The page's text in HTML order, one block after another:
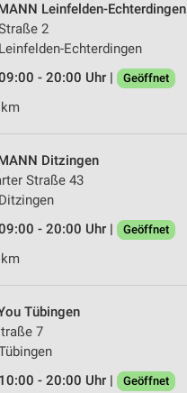
Leinfelden-Echterdingen
2
Echterdingen
- 20:00 Uhr |
Geöffnet
Ditzingen
Straße 43
- 20:00 Uhr |
Geöffnet
Tübingen
7
- 20:00 Uhr |
Geöffnet